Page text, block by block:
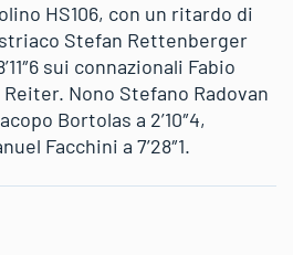
HS106, con un ritardo di
Stefan Rettenberger
sui connazionali Fabio
Nono Stefano Radovan
Bortolas a 2’10″4,
Facchini a 7’28″1.